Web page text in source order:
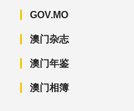
GOV.MO
澳门杂志
澳门年鉴
澳门相簿